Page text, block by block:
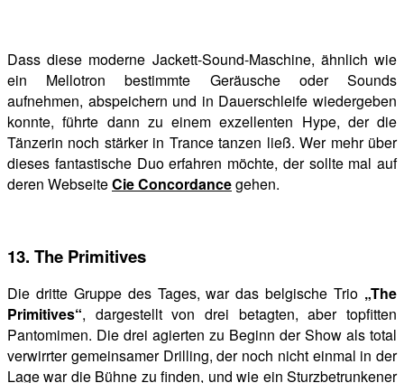
Dass diese moderne Jackett-Sound-Maschine, ähnlich wie
ein Mellotron bestimmte Geräusche oder Sounds
aufnehmen, abspeichern und in Dauerschleife wiedergeben
konnte, führte dann zu einem exzellenten Hype, der die
Tänzerin noch stärker in Trance tanzen ließ. Wer mehr über
dieses fantastische Duo erfahren möchte, der sollte mal auf
deren WebseiteCie Concordancegehen.
13. The Primitives
Die dritte Gruppe des Tages, war das belgische Trio „The
Primitives“, dargestellt von drei betagten, aber topfitten
Pantomimen. Die drei agierten zu Beginn der Show als total
verwirrter gemeinsamer Drilling, der noch nicht einmal in der
Lage war die Bühne zu finden, und wie ein Sturzbetrunkener